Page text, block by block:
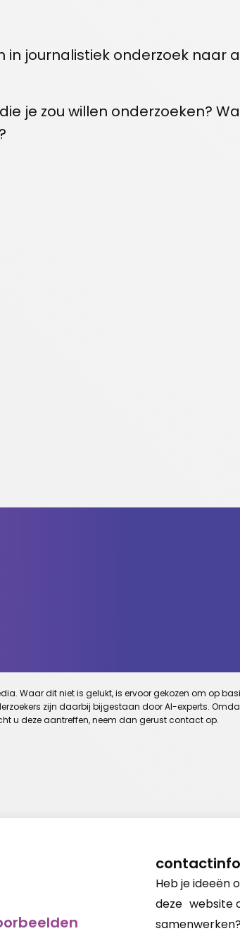
journalistiek onderzoek naar
je zou willen onderzoeken?
Waar dit niet is gelukt, is ervoor gekozen om op
zijn daarbij bijgestaan door AI-experts.
u deze aantreffen, neem dan gerust contact op.
Heb je ideeën
deze website